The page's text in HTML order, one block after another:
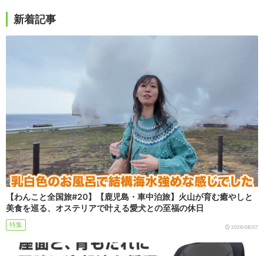
新着記事
【わんこと全国旅#20】【鹿児島・車中泊旅】火山が育む癒やしと
美食を巡る、オステリアで叶える愛犬との至福の休日
特集 2026/08/07